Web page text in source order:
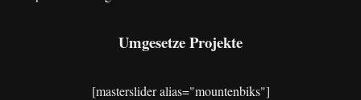
Umgesetze Projekte
[masterslider alias="mountenbiks"]